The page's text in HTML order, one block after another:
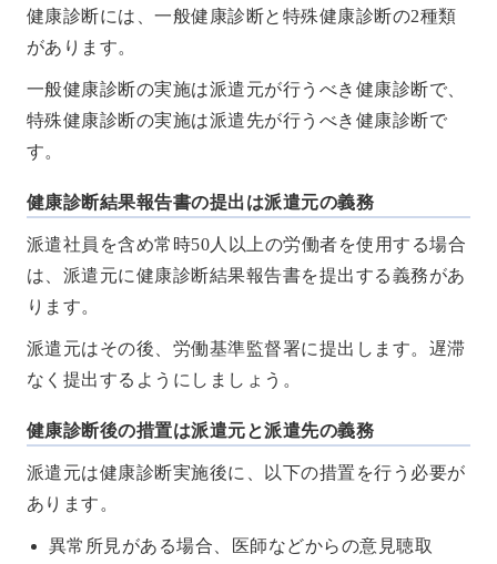
健康診断には、一般健康診断と特殊健康診断の2種類
があります。
一般健康診断の実施は派遣元が行うべき健康診断で、
特殊健康診断の実施は派遣先が行うべき健康診断で
す。
健康診断結果報告書の提出は派遣元の義務
派遣社員を含め常時50人以上の労働者を使用する場合
は、派遣元に健康診断結果報告書を提出する義務があ
ります。
派遣元はその後、労働基準監督署に提出します。遅滞
なく提出するようにしましょう。
健康診断後の措置は派遣元と派遣先の義務
派遣元は健康診断実施後に、以下の措置を行う必要が
あります。
異常所見がある場合、医師などからの意見聴取